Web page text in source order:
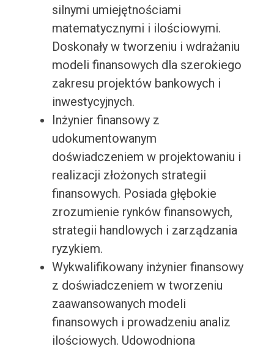
silnymi umiejętnościami
matematycznymi i ilościowymi.
Doskonały w tworzeniu i wdrażaniu
modeli finansowych dla szerokiego
zakresu projektów bankowych i
inwestycyjnych.
Inżynier finansowy z
udokumentowanym
doświadczeniem w projektowaniu i
realizacji złożonych strategii
finansowych. Posiada głębokie
zrozumienie rynków finansowych,
strategii handlowych i zarządzania
ryzykiem.
Wykwalifikowany inżynier finansowy
z doświadczeniem w tworzeniu
zaawansowanych modeli
finansowych i prowadzeniu analiz
ilościowych. Udowodniona